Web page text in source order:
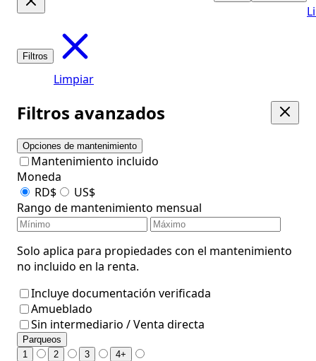
Filtros
Limpiar
Filtros avanzados
Opciones de mantenimiento
Mantenimiento incluido
Moneda
RD$
US$
Rango de mantenimiento mensual
Solo aplica para propiedades con el mantenimiento
no incluido en la renta.
Incluye documentación verificada
Amueblado
Sin intermediario / Venta directa
Parqueos
1
2 3
4+